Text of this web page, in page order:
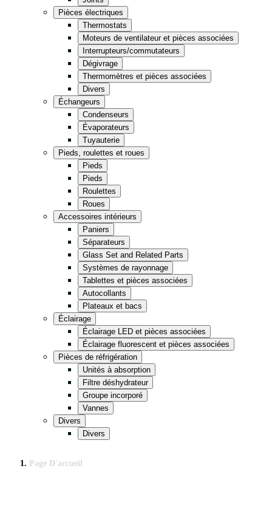
Épicerie
Vente de détail
Tout en noir
Cuisine
Entreposage
Fast Food
Pièces électriques
Thermostats
Moteurs de ventilateur et pièces associées
Interrupteurs/commutateurs
Dégivrage
Thermomètres et pièces associées
Divers
Échangeurs
Condenseurs
Évaporateurs
Tuyauterie
Pieds, roulettes et roues
Pieds
Pieds
Roulettes
Roues
Accessoires intérieurs
Paniers
Séparateurs
Glass Set and Related Parts
Systèmes de rayonnage
Tablettes et pièces associées
Autocollants
Plateaux et bacs
Éclairage
Éclairage LED et pièces associées
Éclairage fluorescent et pièces associées
Pièces de réfrigération
Unités à absorption
Filtre déshydrateur
Groupe incorporé
Vannes
Divers
Divers
Page D'accueil